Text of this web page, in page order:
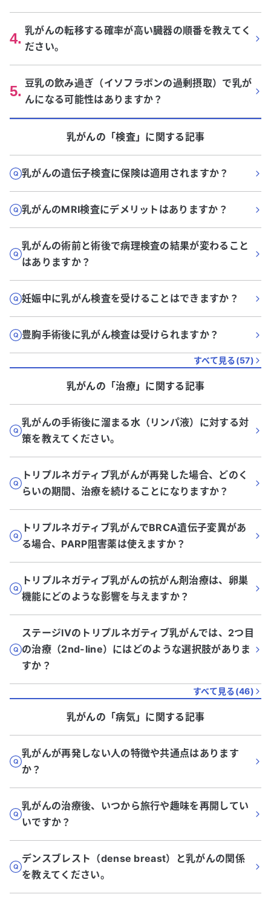
4. 乳がんの転移する確率が高い臓器の順番を教えてく
ださい。
5. 豆乳の飲み過ぎ（イソフラボンの過剰摂取）で乳が
んになる可能性はありますか？
乳がんの「検査」に関する記事
乳がんの遺伝子検査に保険は適用されますか？
乳がんのMRI検査にデメリットはありますか？
乳がんの術前と術後で病理検査の結果が変わること
はありますか？
妊娠中に乳がん検査を受けることはできますか？
豊胸手術後に乳がん検査は受けられますか？
すべて見る(57)
乳がんの「治療」に関する記事
乳がんの手術後に溜まる水（リンパ液）に対する対
策を教えてください。
トリプルネガティブ乳がんが再発した場合、どのく
らいの期間、治療を続けることになりますか？
トリプルネガティブ乳がんでBRCA遺伝子変異があ
る場合、PARP阻害薬は使えますか？
トリプルネガティブ乳がんの抗がん剤治療は、卵巣
機能にどのような影響を与えますか？
ステージIVのトリプルネガティブ乳がんでは、2つ目
の治療（2nd-line）にはどのような選択肢がありま
すか？
すべて見る(46)
乳がんの「病気」に関する記事
乳がんが再発しない人の特徴や共通点はあります
か？
乳がんの治療後、いつから旅行や趣味を再開してい
いですか？
デンスブレスト（dense breast）と乳がんの関係
を教えてください。